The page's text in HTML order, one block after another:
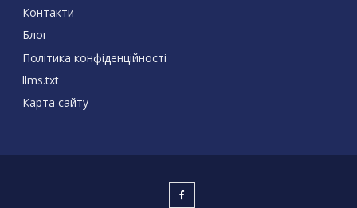
Контакти
Блог
Політика конфіденційності
llms.txt
Карта сайту